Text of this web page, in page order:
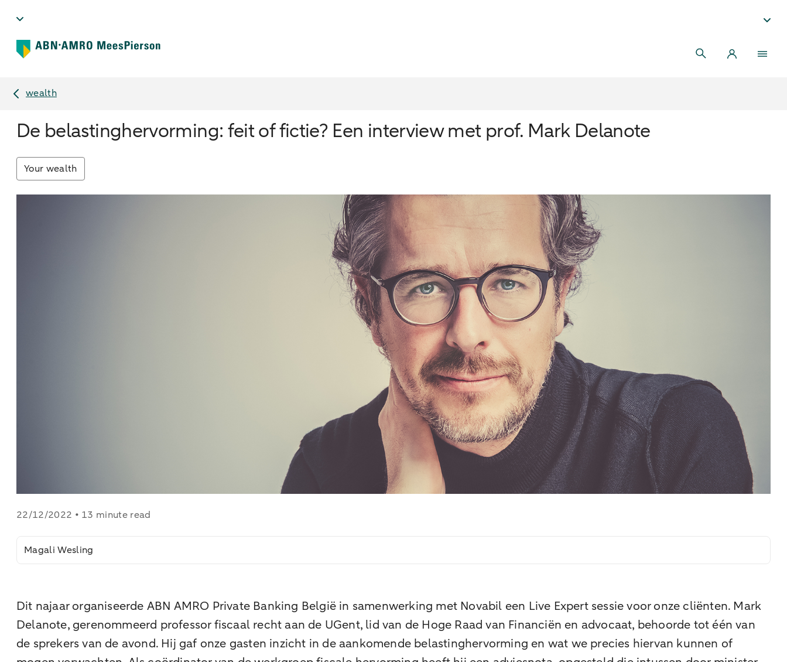
wealth
De belastinghervorming: feit of fictie? Een interview met prof. Mark Delanote
Your wealth
22/12/2022 • 13 minute read
Magali Wesling
Dit najaar organiseerde ABN AMRO Private Banking België in samenwerking met Novabil een Live Expert sessie voor onze cliënten. Mark
Delanote, gerenommeerd professor fiscaal recht aan de UGent, lid van de Hoge Raad van Financiën en advocaat, behoorde tot één van
de sprekers van de avond. Hij gaf onze gasten inzicht in de aankomende belastinghervorming en wat we precies hiervan kunnen of